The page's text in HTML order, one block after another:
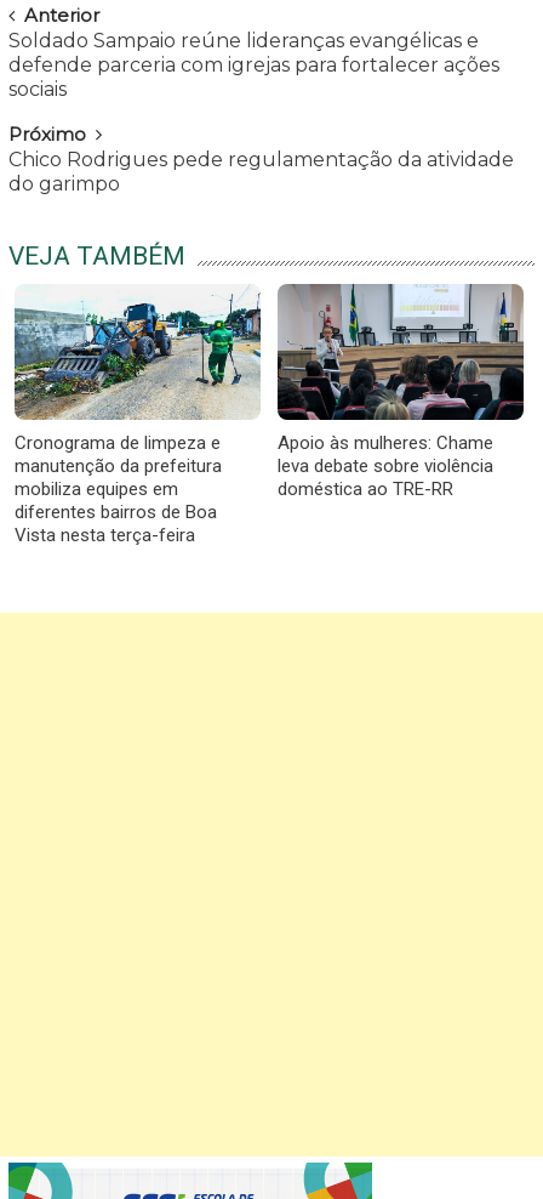
Navegar
Anterior
Soldado Sampaio reúne lideranças evangélicas e
defende parceria com igrejas para fortalecer ações
sociais
Próximo
Chico Rodrigues pede regulamentação da atividade
do garimpo
VEJA TAMBÉM
Cronograma de limpeza e
manutenção da prefeitura
mobiliza equipes em
diferentes bairros de Boa
Vista nesta terça-feira
Apoio às mulheres: Chame
leva debate sobre violência
doméstica ao TRE-RR